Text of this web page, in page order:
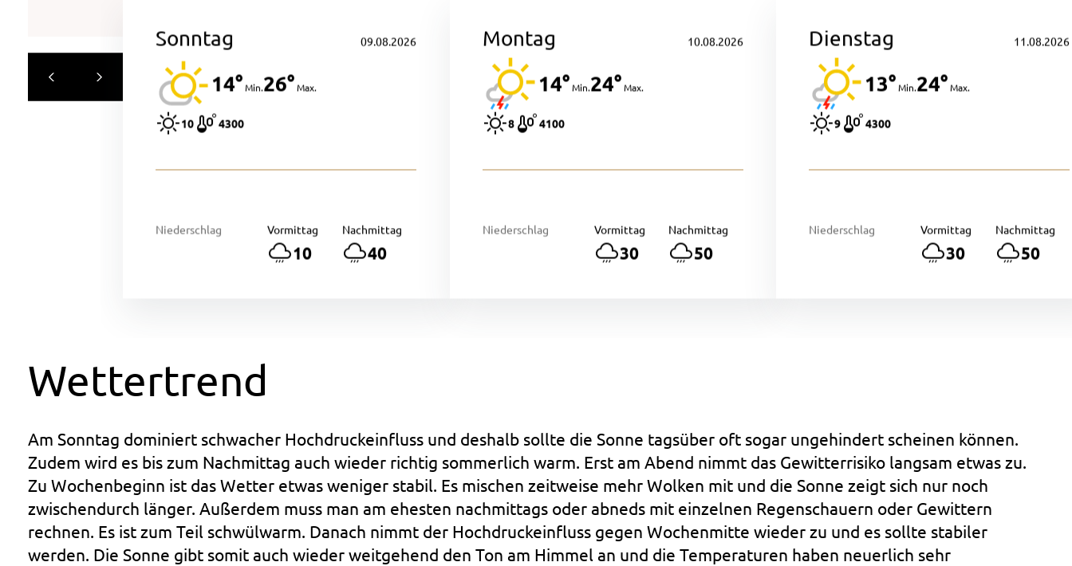
Sonntag 09.08.2026
14° Min.26° Max.
10 4300
Niederschlag Vormittag
10
Nachmittag
40
Montag 10.08.2026
14°Min.24°Max.
8 4100
Niederschlag Vormittag
30
Nachmittag
50
Dienstag 11.08.2026
13° Min.24° Max.
9 4300
Niederschlag Vormittag
30
Nachmittag
50
Wettertrend
Am Sonntag dominiert schwacher Hochdruckeinfluss und deshalb sollte die Sonne tagsüber oft sogar ungehindert scheinen können.
Zudem wird es bis zum Nachmittag auch wieder richtig sommerlich warm. Erst am Abend nimmt das Gewitterrisiko langsam etwas zu.
Zu Wochenbeginn ist das Wetter etwas weniger stabil. Es mischen zeitweise mehr Wolken mit und die Sonne zeigt sich nur noch
zwischendurch länger. Außerdem muss man am ehesten nachmittags oder abneds mit einzelnen Regenschauern oder Gewittern
rechnen. Es ist zum Teil schwülwarm. Danach nimmt der Hochdruckeinfluss gegen Wochenmitte wieder zu und es sollte stabiler
werden. Die Sonne gibt somit auch wieder weitgehend den Ton am Himmel an und die Temperaturen haben neuerlich sehr